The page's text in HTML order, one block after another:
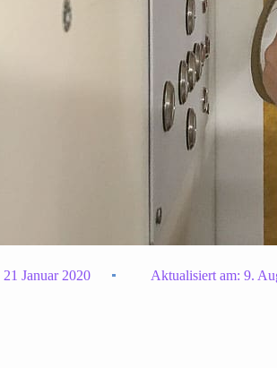
21 Januar 2020 Aktualisiert am: 9.